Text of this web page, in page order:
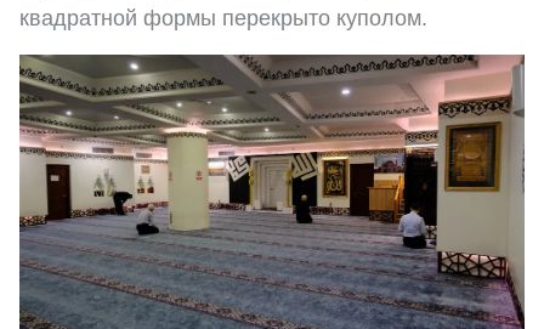
квадратной формы перекрыто куполом.